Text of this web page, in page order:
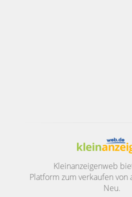
Kleinanzeigenweb
Platform zum verkaufen von
Neu.